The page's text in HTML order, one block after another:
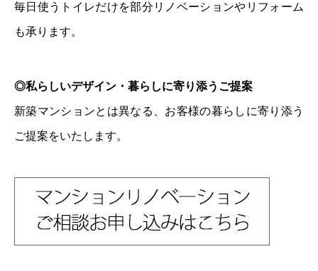
毎日使うトイレだけを部分リノベーションやリフォーム
も承ります。
◎私らしいデザイン・暮らしに寄り添うご提案
新築マンションとは異なる、お客様の暮らしに寄り添う
ご提案をいたします。